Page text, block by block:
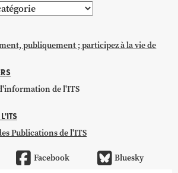
publiquement ; participez à la vie de
de l'ITS
Publications de l'ITS
Facebook Bluesky